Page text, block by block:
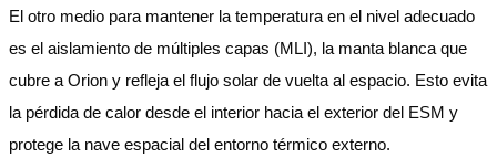
El otro medio para mantener la temperatura en el nivel adecuado
es el aislamiento de múltiples capas (MLI), la manta blanca que
cubre a Orion y refleja el flujo solar de vuelta al espacio. Esto evita
la pérdida de calor desde el interior hacia el exterior del ESM y
protege la nave espacial del entorno térmico externo.